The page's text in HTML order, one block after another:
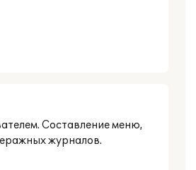
Составление меню,
журналов.